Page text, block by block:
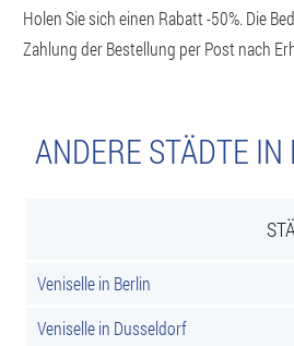
Holen Sie sich einen Rabatt -50%. Die
Zahlung der Bestellung per Post nach
ANDERE STÄDTE
Veniselle in Berlin
Veniselle in Dusseldorf